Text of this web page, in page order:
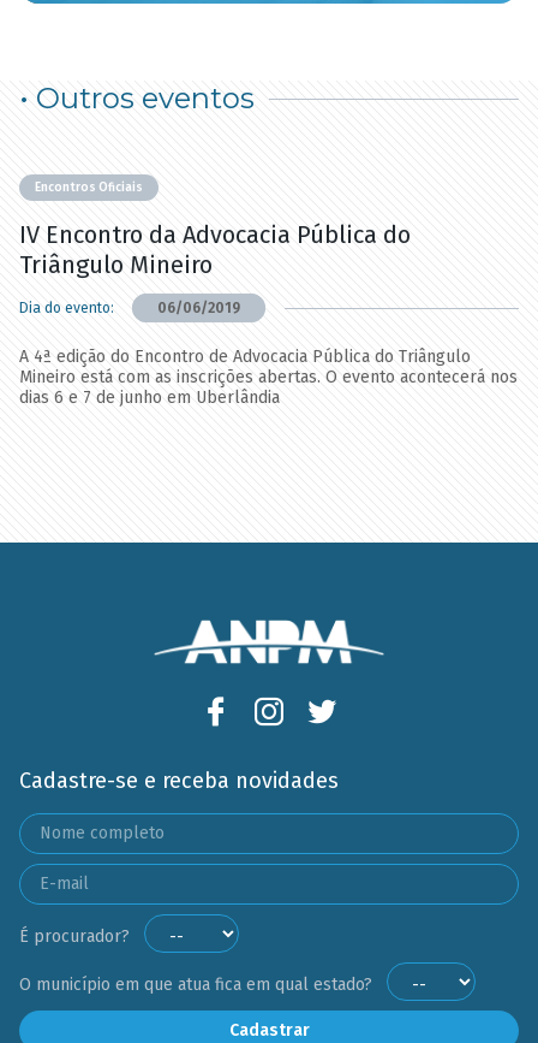
• Outros eventos
Encontros Oficiais
IV Encontro da Advocacia Pública do
Triângulo Mineiro
Dia do evento: 06/06/2019
A 4ª edição do Encontro de Advocacia Pública do Triângulo
Mineiro está com as inscrições abertas. O evento acontecerá nos
dias 6 e 7 de junho em Uberlândia
Cadastre-se e receba novidades
É procurador?
O município em que atua fica em qual estado?
Cadastrar